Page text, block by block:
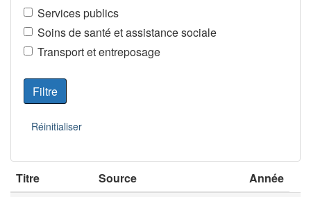
Services publics
Soins de santé et assistance sociale
Transport et entreposage
Titre Source
Année